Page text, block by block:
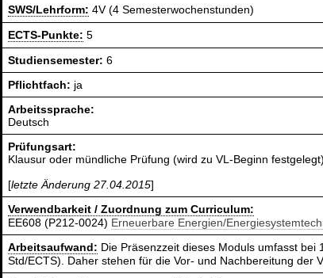
SWS/Lehrform: 4V (4 Semesterwochenstunden)
ECTS-Punkte: 5
Studiensemester:6
Pflichtfach: ja
Arbeitssprache:
Deutsch
Prüfungsart:
Klausur oder mündliche Prüfung (wird zu VL-Beginn festgelegt)
[letzte Änderung 27.04.2015]
Verwendbarkeit / Zuordnung zum Curriculum:
EE608 (P212-0024) Erneuerbare Energien/
Arbeitsaufwand: Die Präsenzzeit dieses Moduls umfasst
Std/ECTS). Daher stehen für die Vor- und Nachbereitung der